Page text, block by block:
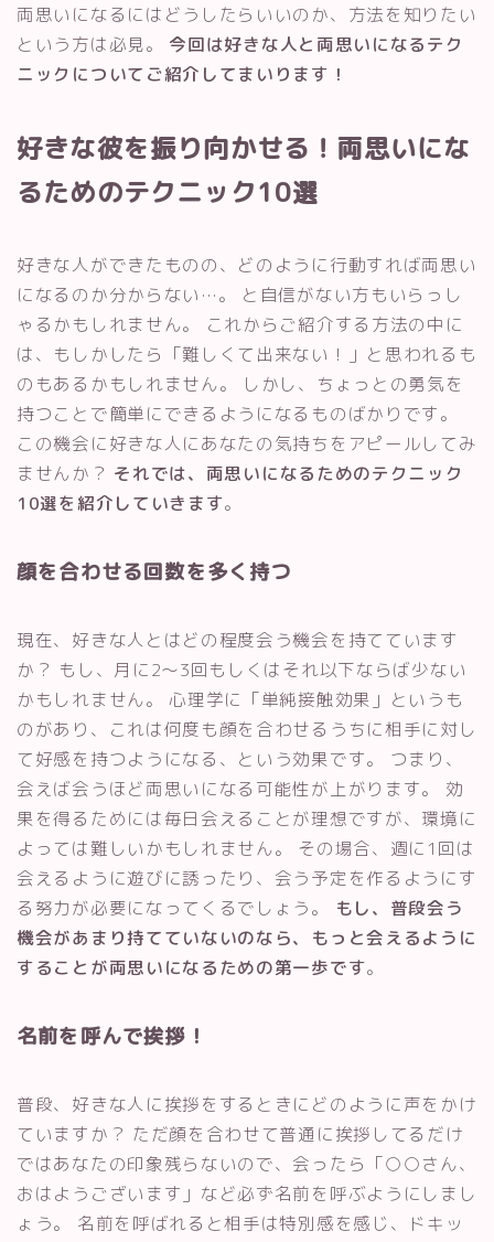
両思いになるにはどうしたらいいのか、方法を知りたい
という方は必見。 今回は好きな人と両思いになるテク
ニックについてご紹介してまいります！
好きな彼を振り向かせる！両思いにな
るためのテクニック10選
好きな人ができたものの、どのように行動すれば両思い
になるのか分からない…。 と自信がない方もいらっし
ゃるかもしれません。 これからご紹介する方法の中に
は、もしかしたら「難しくて出来ない！」と思われるも
のもあるかもしれません。 しかし、ちょっとの勇気を
持つことで簡単にできるようになるものばかりです。
この機会に好きな人にあなたの気持ちをアピールしてみ
ませんか？ それでは、両思いになるためのテクニック
10選を紹介していきます。
顔を合わせる回数を多く持つ
現在、好きな人とはどの程度会う機会を持てています
か？ もし、月に2〜3回もしくはそれ以下ならば少ない
かもしれません。 心理学に「単純接触効果」というも
のがあり、これは何度も顔を合わせるうちに相手に対し
て好感を持つようになる、という効果です。 つまり、
会えば会うほど両思いになる可能性が上がります。 効
果を得るためには毎日会えることが理想ですが、環境に
よっては難しいかもしれません。 その場合、週に1回は
会えるように遊びに誘ったり、会う予定を作るようにす
る努力が必要になってくるでしょう。
もし、普段会う
機会があまり持てていないのなら、もっと会えるように
することが両思いになるための第一歩です。
名前を呼んで挨拶！
普段、好きな人に挨拶をするときにどのように声をかけ
ていますか？ ただ顔を合わせて普通に挨拶してるだけ
ではあなたの印象残らないので、会ったら「○○さん、
おはようございます」など必ず名前を呼ぶようにしまし
ょう。 名前を呼ばれると相手は特別感を感じ、ドキッ